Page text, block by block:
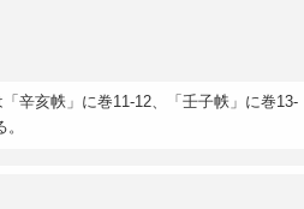
辛亥帙」に巻11-12、「壬子帙」に巻13-